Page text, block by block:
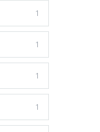
1
1
1
1